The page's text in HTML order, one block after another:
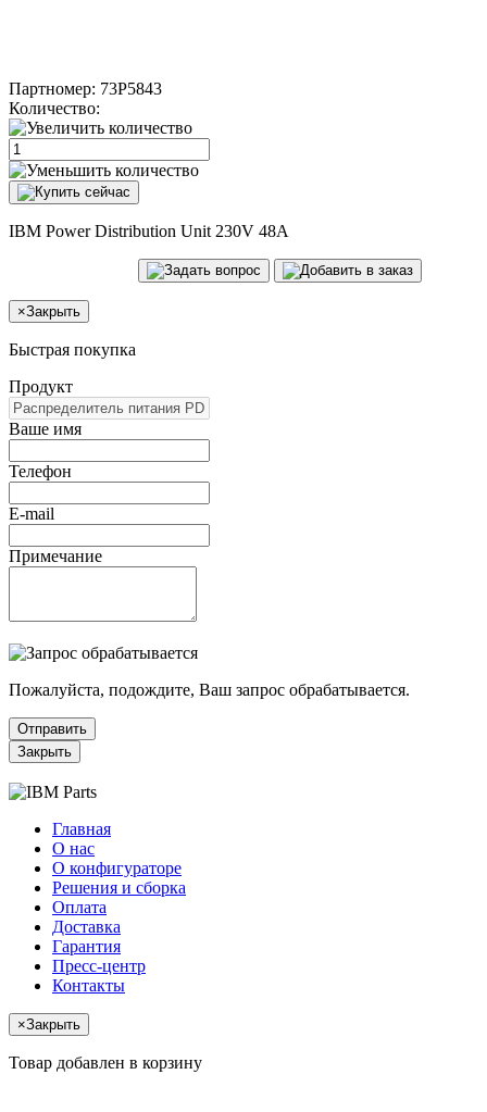
Партномер: 73P5843
Количество:
IBM Power Distribution Unit 230V 48A
×Закрыть
Быстрая покупка
Продукт
Ваше имя
Телефон
E-mail
Примечание
Пожалуйста, подождите, Ваш запрос обрабатывается.
Отправить
Закрыть
Главная
О нас
О конфигураторе
Решения и сборка
Оплата
Доставка
Гарантия
Пресс-центр
Контакты
×Закрыть
Товар добавлен в корзину